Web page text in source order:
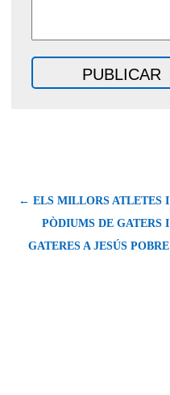
← ELS MILLORS ATLETES I
PÒDIUMS DE GATERS I
GATERES A JESÚS POBRE